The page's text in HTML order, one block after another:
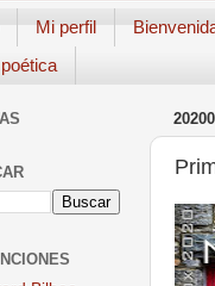
Mi perfil